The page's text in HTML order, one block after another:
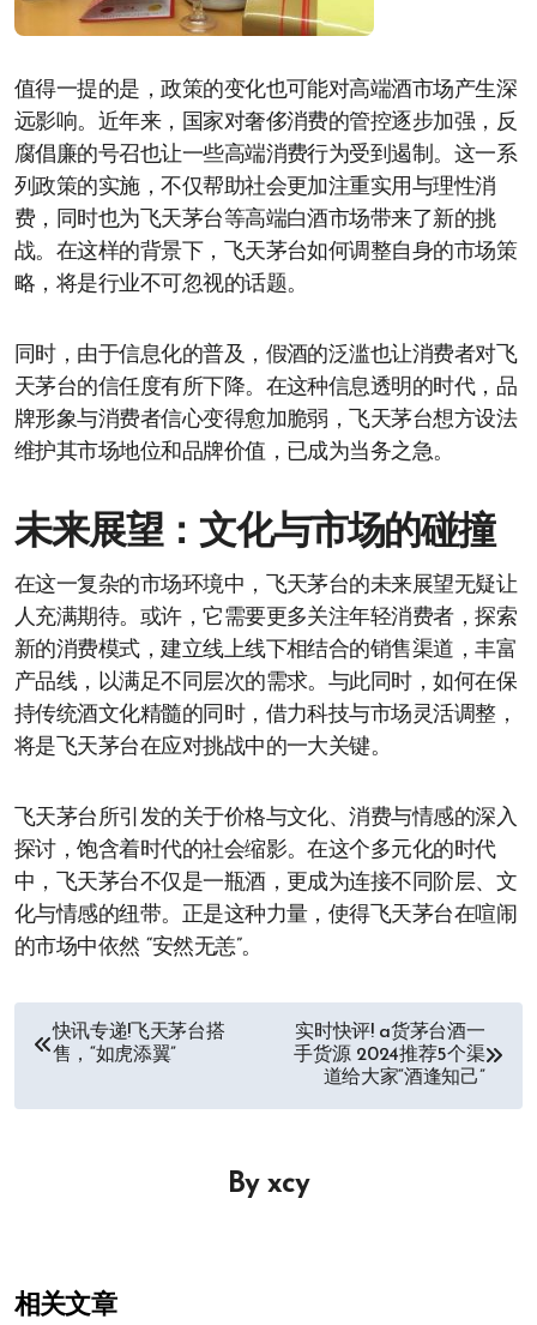
值得一提的是，政策的变化也可能对高端酒市场产生深
远影响。近年来，国家对奢侈消费的管控逐步加强，反
腐倡廉的号召也让一些高端消费行为受到遏制。这一系
列政策的实施，不仅帮助社会更加注重实用与理性消
费，同时也为飞天茅台等高端白酒市场带来了新的挑
战。在这样的背景下，飞天茅台如何调整自身的市场策
略，将是行业不可忽视的话题。
同时，由于信息化的普及，假酒的泛滥也让消费者对飞
天茅台的信任度有所下降。在这种信息透明的时代，品
牌形象与消费者信心变得愈加脆弱，飞天茅台想方设法
维护其市场地位和品牌价值，已成为当务之急。
未来展望：文化与市场的碰撞
在这一复杂的市场环境中，飞天茅台的未来展望无疑让
人充满期待。或许，它需要更多关注年轻消费者，探索
新的消费模式，建立线上线下相结合的销售渠道，丰富
产品线，以满足不同层次的需求。与此同时，如何在保
持传统酒文化精髓的同时，借力科技与市场灵活调整，
将是飞天茅台在应对挑战中的一大关键。
飞天茅台所引发的关于价格与文化、消费与情感的深入
探讨，饱含着时代的社会缩影。在这个多元化的时代
中，飞天茅台不仅是一瓶酒，更成为连接不同阶层、文
化与情感的纽带。正是这种力量，使得飞天茅台在喧闹
的市场中依然 “安然无恙”。
文快讯专递!飞天茅台搭
售，“如虎添翼”
实时快评! a货茅台酒一
手货源 2024推荐5个渠
道给大家“酒逢知己”
By xcy
相关文章